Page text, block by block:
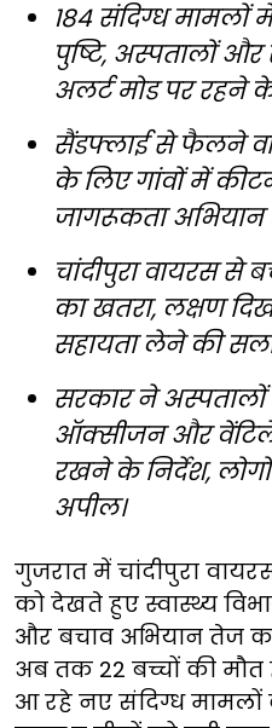
184 संदिग्ध मामलों
पुष्टि, अस्पतालों और
अलर्ट मोड पर रहने के
सैंडफ्लाई से फैलने
के लिए गांवों में
जागरूकता अभियान
चांदीपुरा वायरस से
का खतरा, लक्षण
सहायता लेने की
सरकार ने
ऑक्सीजन और
रखने के निर्देश,
अपील।
गुजरात में चांदीपुरा
को देखते हुए स्वास्थ्य
और बचाव अभियान तेज
अब तक 22 बच्चों की मौत
आ रहे नए संदिग्ध